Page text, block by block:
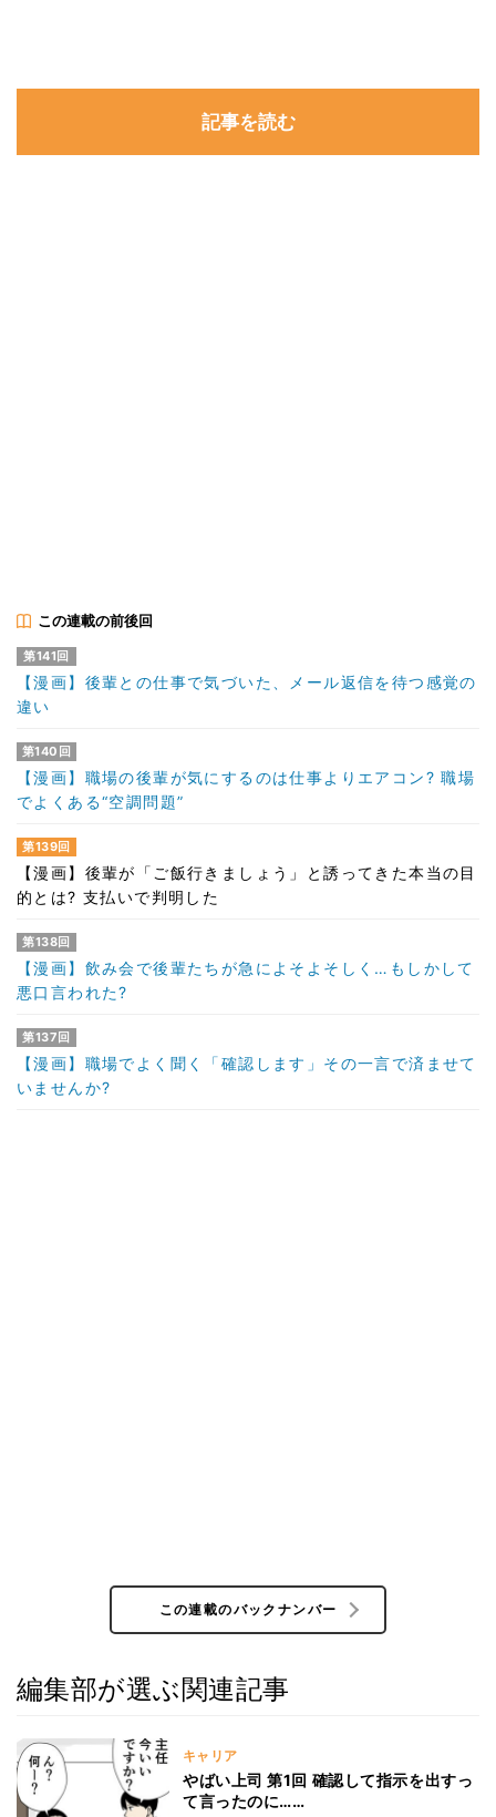
記事を読む
この連載の前後回
第141回
【漫画】後輩との仕事で気づいた、メール返信を待つ感覚の
違い
第140回
【漫画】職場の後輩が気にするのは仕事よりエアコン? 職場
でよくある“空調問題”
第139回
【漫画】後輩が「ご飯行きましょう」と誘ってきた本当の目
的とは? 支払いで判明した
第138回
【漫画】飲み会で後輩たちが急によそよそしく…もしかして
悪口言われた?
第137回
【漫画】職場でよく聞く「確認します」その一言で済ませて
いませんか?
この連載のバックナンバー
編集部が選ぶ関連記事
キャリア
やばい上司 第1回 確認して指示を出すっ
て言ったのに……